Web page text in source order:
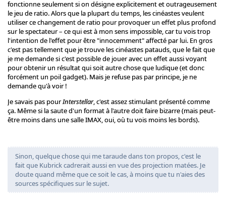
fonctionne seulement si on désigne explicitement et outrageusement
le jeu de ratio. Alors que la plupart du temps, les cinéastes veulent
utiliser ce changement de ratio pour provoquer un effet plus profond
sur le spectateur – ce qui est à mon sens impossible, car tu vois trop
l'intention de l'effet pour être "innocemment" affecté par lui. En gros
c'est pas tellement que je trouve les cinéastes patauds, que le fait que
je me demande si c'est possible de jouer avec un effet aussi voyant
pour obtenir un résultat qui soit autre chose que ludique (et donc
forcément un poil gadget). Mais je refuse pas par principe, je ne
demande qu'à voir !
Je savais pas pourInterstellar, c'est assez stimulant présenté comme
ça. Même si la saute d'un format à l'autre doit faire bizarre (mais peut-
être moins dans une salle IMAX, oui, où tu vois moins les bords).
Sinon, quelque chose qui me taraude dans ton propos, c'est le
fait que Kubrick cadrerait aussi en vue des projection matées. Je
doute quand même que ce soit le cas, à moins que tu n'aies des
sources spécifiques sur le sujet.